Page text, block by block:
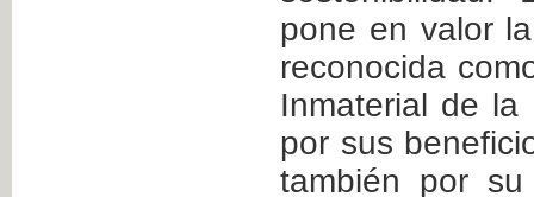
pone en valor
reconocida
Inmaterial de la
por sus
también por